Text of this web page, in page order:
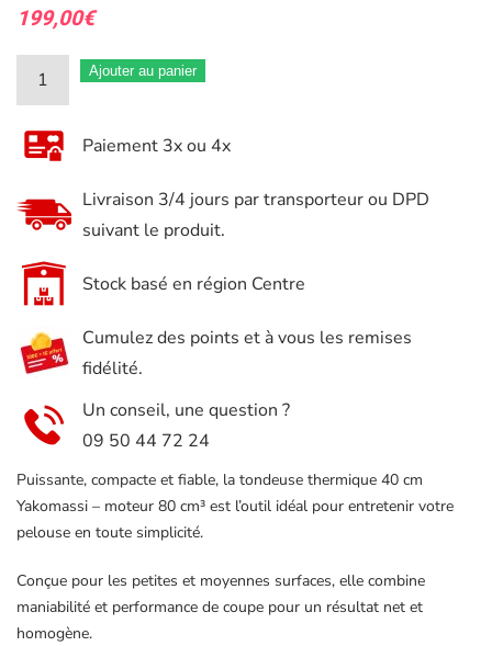
199,00€
quantité
de
Tondeuse
thermique
YAKOMASSI
40cm
coupe
Ajouter au panier
Paiement 3x ou 4x
Livraison 3/4 jours par transporteur ou DPD
suivant le produit.
Stock basé en région Centre
Cumulez des points et à vous les remises
fidélité.
Un conseil, une question ?
09 50 44 72 24
Puissante, compacte et fiable, la tondeuse thermique 40 cm
Yakomassi – moteur 80 cm³ est l’outil idéal pour entretenir votre
pelouse en toute simplicité.
Conçue pour les petites et moyennes surfaces, elle combine
maniabilité et performance de coupe pour un résultat net et
homogène.